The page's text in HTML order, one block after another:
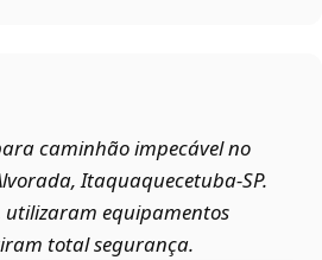
caminhão impecável no
Itaquaquecetuba‑SP.
utilizaram equipamentos
total segurança.